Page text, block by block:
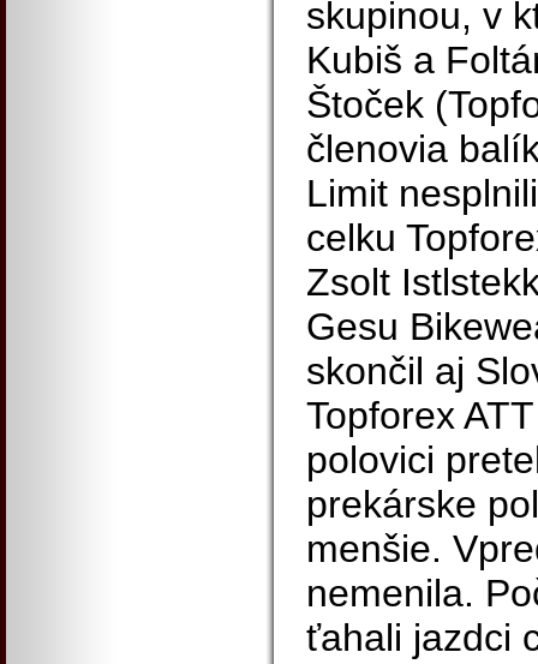
skupinou, v
Kubiš a
Štoček
členovia
Limit
celku
Zsolt
Gesu
skončil aj
Topforex
polovici
prekárske
menšie.
nemenila.
ťahali jazdci